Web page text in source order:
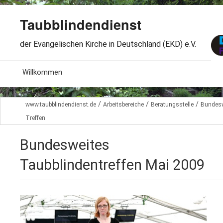
Taubblindendienst
der Evangelischen Kirche in Deutschland (EKD) e.V.
Willkommen
Aktuelles
Wir über uns
Arbeitsbereiche
Spenden
Dabeisein
www.taubblindendienst.de / Arbeitsbereiche / Beratungsstelle /
Treffen
Bundesweites
Taubblindentreffen Mai 2009